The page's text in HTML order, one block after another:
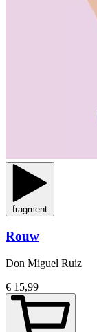
fragment
Rouw
Don Miguel Ruiz
€ 15,99